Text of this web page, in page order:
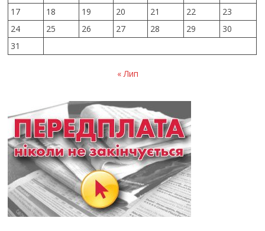
17
18 19 20 21 22
23
24
25 26 27 28 29
30
31
« Лип